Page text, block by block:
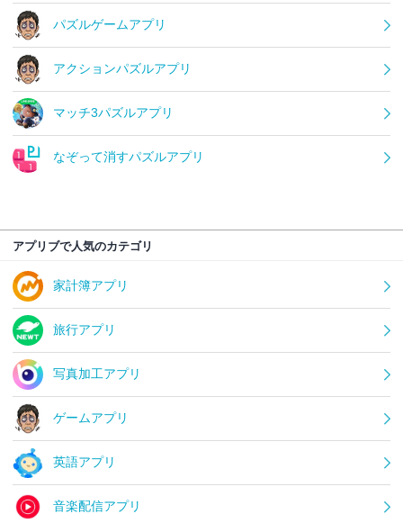
パズルゲームアプリ
アクションパズルアプリ
マッチ3パズルアプリ
なぞって消すパズルアプリ
アプリブで人気のカテゴリ
家計簿アプリ
旅行アプリ
写真加工アプリ
ゲームアプリ
英語アプリ
音楽配信アプリ